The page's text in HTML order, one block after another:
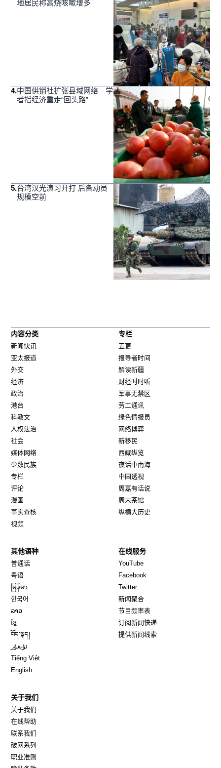
地居民称高烧咳嗽增多
4.中国供销社扩张县域网络 学
者指经济重走“回头路”
5.台湾汉光演习开打 后备动员
规模空前
内容分类
新闻快讯
亚太报道
外交
经济
政治
港台
科教文
人权法治
社会
媒体网络
少数民族
专栏
评论
漫画
事实查核
视频
专栏
五更
报导者时间
解读新疆
财经时时听
军事无禁区
劳工通讯
绿色情报员
网络博弈
新移民
西藏纵览
夜话中南海
中国透视
周嘉有话说
周末茶馆
纵横大历史
其他语种
普通话
粤语
မြန်မာ
한국어
ລາວ
ខ្មែ
བོད་སྐད།
ئۇيغۇر
Tiếng Việt
English
在线服务
YouTube
Facebook
TwitterOpens in new window
新闻聚合
节目频率表
订阅新闻快递
提供新闻线索
关于我们
关于我们
在线帮助
联系我们
破网系列
职业准则